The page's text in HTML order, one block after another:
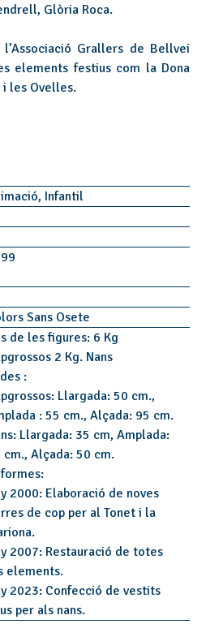
Glòria Roca.
Grallers de Bellvei
elements festius com la Dona
i les Ovelles.
Infantil
Sans Osete
de les figures: 6 Kg
2 Kg. Nans
:
Llargada: 50 cm.,
: 55 cm., Alçada: 95 cm.
Llargada: 35 cm, Amplada:
cm., Alçada: 50 cm.
2000: Elaboració de noves
de cop per al Tonet i la
2007: Restauració de totes
elements.
2023: Confecció de vestits
per als nans.